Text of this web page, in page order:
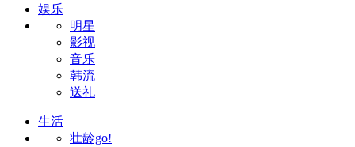
娱乐
明星
影视
音乐
韩流
送礼
生活
壮龄go!